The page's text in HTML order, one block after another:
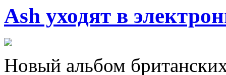
Ash уходят в
Новый альбом